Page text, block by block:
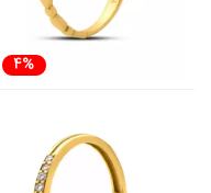
4%